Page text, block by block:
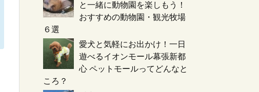
と一緒に動物園を楽しもう！
おすすめの動物園・観光牧場
６選
愛犬と気軽にお出かけ！一日
遊べるイオンモール幕張新都
心 ペットモールってどんなと
ころ？